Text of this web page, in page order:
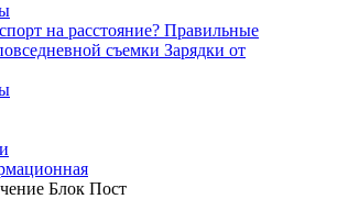
на расстояние? Правильные
съемки Зарядки от
Блок Пост